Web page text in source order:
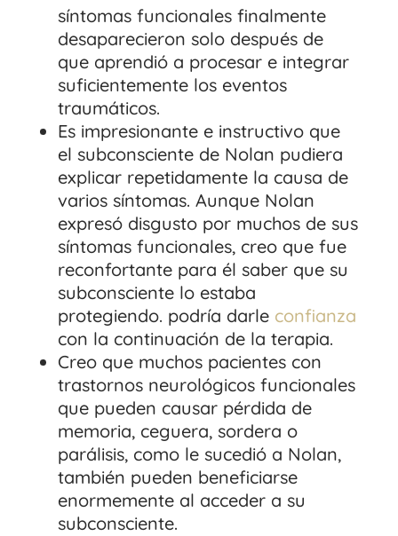
síntomas funcionales finalmente
desaparecieron solo después de
que aprendió a procesar e integrar
suficientemente los eventos
traumáticos.
Es impresionante e instructivo que
el subconsciente de Nolan pudiera
explicar repetidamente la causa de
varios síntomas. Aunque Nolan
expresó disgusto por muchos de sus
síntomas funcionales, creo que fue
reconfortante para él saber que su
subconsciente lo estaba
protegiendo. podría darle confianza
con la continuación de la terapia.
Creo que muchos pacientes con
trastornos neurológicos funcionales
que pueden causar pérdida de
memoria, ceguera, sordera o
parálisis, como le sucedió a Nolan,
también pueden beneficiarse
enormemente al acceder a su
subconsciente.